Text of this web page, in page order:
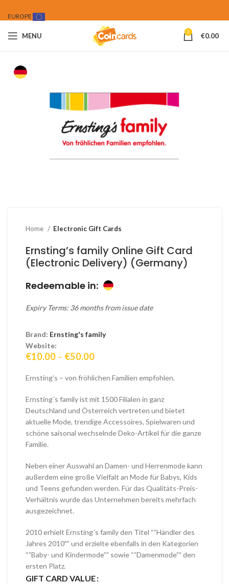
EUROPE
MENU 0 €0.00
Home Electronic Gift Cards
Ernsting’s family Online Gift Card
(Electronic Delivery) (Germany)
Redeemable in:
Expiry Terms: 36 months from issue date
Brand: Ernsting's family
Website:
€10.00 – €50.00Price
€10.00
€50.00
Ernsting’s – von fröhlichen Familien empfohlen.
Ernsting´s family ist mit 1500 Filialen in ganz
Deutschland und Österreich vertreten und bietet
aktuelle Mode, trendige Accessoires, Spielwaren und
schöne saisonal wechselnde Deko-Artikel für die ganze
Familie.
Neben einer Auswahl an Damen- und Herrenmode kann
außerdem eine große Vielfalt an Mode für Babys, Kids
und Teens gefunden werden. Für das Qualitäts-Preis-
Verhältnis wurde das Unternehmen bereits mehrfach
ausgezeichnet.
2010 erhielt Ernsting´s family den Titel “”Händler des
Jahres 2010″” und erzielte ebenfalls in den Kategorien
“”Baby- und Kindermode”” sowie “”Damenmode”” den
ersten Platz.
GIFT CARD VALUE